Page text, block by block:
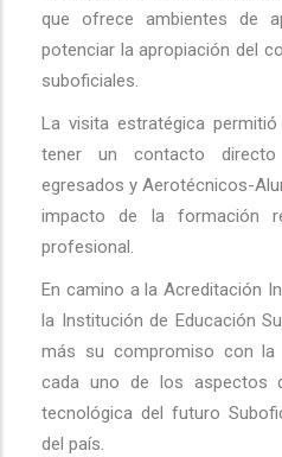
que ofrece ambientes de
potenciar la apropiación del
suboficiales.
La visita estratégica
tener un contacto
egresados y Aerotécnicos-
impacto de la formación
profesional.
En camino a la Acreditación
la Institución de Educación
más su compromiso con la
cada uno de los aspectos
tecnológica del futuro
del país.